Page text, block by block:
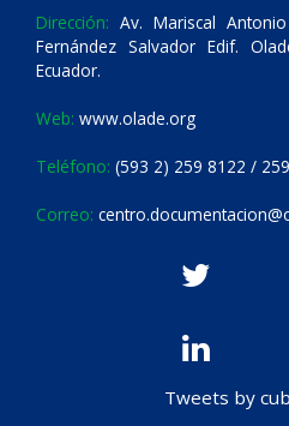
Dirección: Av. Mariscal
Fernández Salvador Edif.
Ecuador.
Web: www.olade.org
Teléfono: (593 2) 259 8122 /
Correo:
Tweets by